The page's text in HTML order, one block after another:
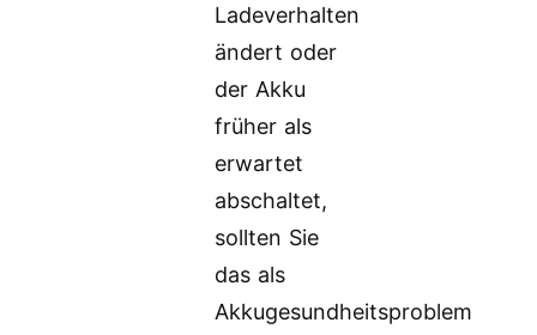
Ladeverhalten
ändert oder
der Akku
früher als
erwartet
abschaltet,
sollten Sie
das als
Akkugesundheitsproblem